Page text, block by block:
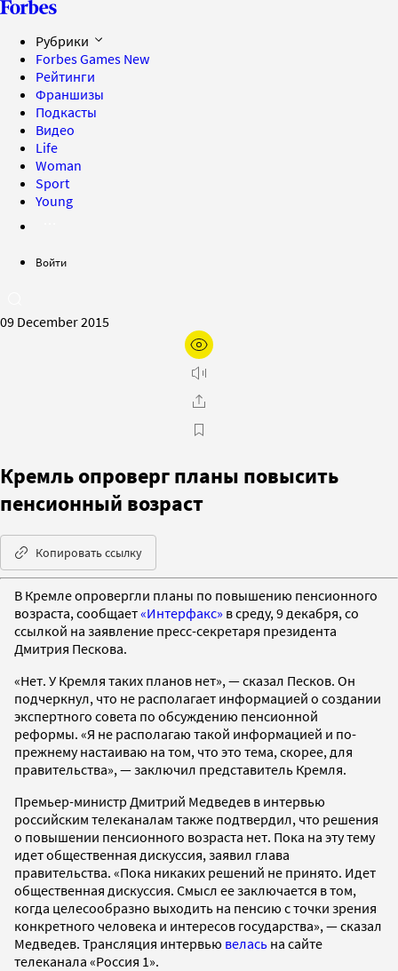
Рубрики
Forbes Games New
Рейтинги
Франшизы
Подкасты
Видео
Life
Woman
Sport
Young
Войти
09 December 2015
Кремль опроверг планы повысить
пенсионный возраст
Копировать ссылку
В Кремле опровергли планы по повышению пенсионного
возраста, сообщает«Интерфакс» в среду, 9 декабря, со
ссылкой на заявление пресс-секретаря президента
Дмитрия Пескова.
«Нет. У Кремля таких планов нет», — сказал Песков. Он
подчеркнул, что не располагает информацией о создании
экспертного совета по обсуждению пенсионной
реформы. «Я не располагаю такой информацией и по-
прежнему настаиваю на том, что это тема, скорее, для
правительства», — заключил представитель Кремля.
Премьер-министр Дмитрий Медведев в интервью
российским телеканалам также подтвердил, что решения
о повышении пенсионного возраста нет. Пока на эту тему
идет общественная дискуссия, заявил глава
правительства. «Пока никаких решений не принято. Идет
общественная дискуссия. Смысл ее заключается в том,
когда целесообразно выходить на пенсию с точки зрения
конкретного человека и интересов государства», — сказал
Медведев. Трансляция интервью велась на сайте
телеканала «Россия 1».